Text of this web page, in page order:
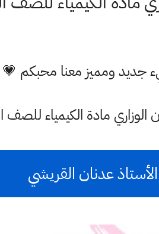
جديد ومميز معنا محبكم
الوزاري مادة الكيمياء
عدنان القريشي